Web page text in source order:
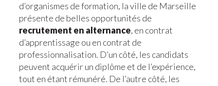
d’organismes de formation, la ville de Marseille
présente de belles opportunités de
recrutement en alternance, en contrat
d’apprentissage ou en contrat de
professionnalisation. D’un côté, les candidats
peuvent acquérir un diplôme et de l’expérience,
tout en étant rémunéré. De l’autre côté, les